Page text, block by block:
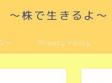
～株で生きるよ～
ー Privacy Policy